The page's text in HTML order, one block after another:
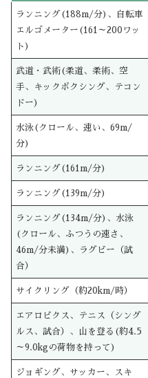
ランニング(188m/分)、自転車
エルゴメーター(161～200ワッ
ト)
武道・武術(柔道、柔術、空
手、キックボクシング、テコン
ドー)
水泳(クロール、速い、69m/
分)
ランニング(161m/分)
ランニング(139m/分)
ランニング(134m/分)、水泳
(クロール、ふつうの速さ、
46m/分未満)、ラグビー（試
合）
サイクリング（約20km/時）
エアロビクス、テニス（シング
ルス、試合）、山を登る(約4.5
～9.0kgの荷物を持って)
ジョギング、サッカー、スキ